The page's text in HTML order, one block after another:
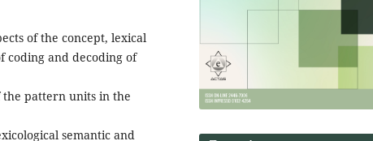
of the concept, lexical
coding and decoding of
pattern units in the
semantic and